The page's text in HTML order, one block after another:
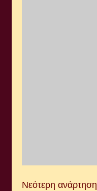
Νεότερη ανάρτηση